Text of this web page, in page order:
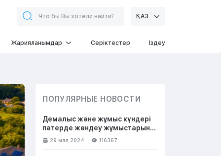
ҚАЗ
Жарияланымдар Серіктестер Іздеу
ПОПУЛЯРНЫЕ НОВОСТИ
Демалыс және жұмыс күндері
пәтерде жөндеу жұмыстарын
қанша уақытта жасай аламын
29 мая 2024 116367